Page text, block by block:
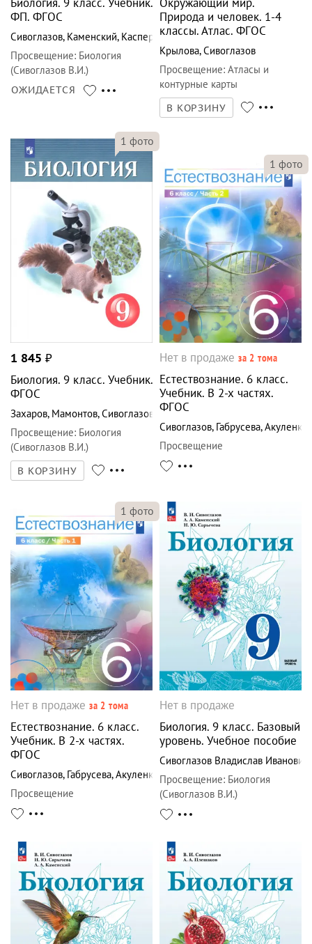
ФП. ФГОС
Сивоглазов, Каменский, Касперская
Просвещение: Биология
(Сивоглазов В.И.)
ОЖИДАЕТСЯ
Природа и человек. 1-4
классы. Атлас. ФГОС
Крылова,Сивоглазов
Просвещение: Атласы и
контурные карты
В КОРЗИНУ
1 фото
1 845 ₽
Биология. 9 класс. Учебник.
ФГОС
Захаров, Мамонтов,Сивоглазов
Просвещение: Биология
(Сивоглазов В.И.)
В КОРЗИНУ
1 фото
Нет в продаже за 2 тома
Естествознание. 6 класс.
Учебник. В 2-х частях.
ФГОС
Сивоглазов, Габрусева,Акуленко
Просвещение
1 фото
Нет в продаже за 2 тома
Естествознание. 6 класс.
Учебник. В 2-х частях.
ФГОС
Сивоглазов, Габрусева,Акуленко
Просвещение
Нет в продаже
Биология. 9 класс. Базовый
уровень. Учебное пособие
Сивоглазов Владислав Иванович
Просвещение: Биология
(Сивоглазов В.И.)